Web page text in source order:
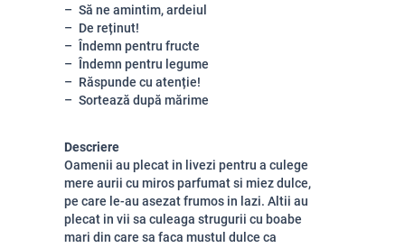
Să ne amintim, ardeiul
De reținut!
Îndemn pentru fructe
Îndemn pentru legume
Răspunde cu atenție!
Sortează după mărime
Descriere
Oamenii au plecat in livezi pentru a culege
mere aurii cu miros parfumat si miez dulce,
pe care le-au asezat frumos in lazi. Altii au
plecat in vii sa culeaga strugurii cu boabe
mari din care sa faca mustul dulce ca